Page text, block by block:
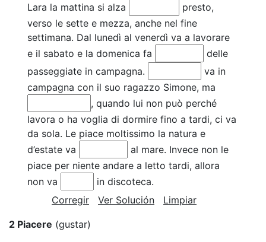
Lara la mattina si alza
presto,
verso le sette e mezza, anche nel fine
settimana. Dal lunedì al venerdì va a lavorare
e il sabato e la domenica fa
delle
passeggiate in campagna.
va in
campagna con il suo ragazzo Simone, ma
, quando lui non può perché
lavora o ha voglia di dormire fino a tardi, ci va
da sola. Le piace moltissimo la natura e
d’estate va
al mare. Invece non le
piace per niente andare a letto tardi, allora
non va
in discoteca.
Corregir
Ver Solución Limpiar
2 Piacere (gustar)